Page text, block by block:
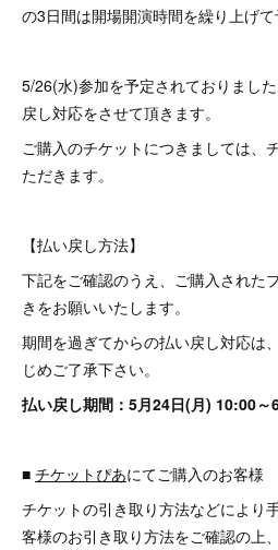
の3日間は開場開演時間を繰り上げて
5/26(水)参加を予定されておりまし
戻し対応をさせて頂きます。
ご購入のチケットにつきましては、
ただきます。
【払い戻し方法】
下記をご確認のうえ、ご購入された
きをお願いいたします。
期間を過ぎてからの払い戻し対応は
じめご了承下さい。
払い戻し期間：5月24日(月) 10:00
■ チケットぴあにてご購入のお客様
チケットの引き取り方法などにより
客様のお引き取り方法をご確認の上